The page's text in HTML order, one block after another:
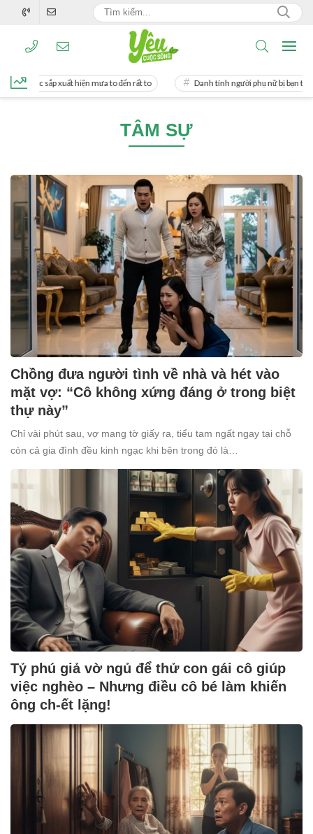
Bắc sắp xuất hiện mưa to đến rất to Danh tính người phụ nữ bị bạn trai
TÂM SỰ
Chồng đưa người tình về nhà và hét vào
mặt vợ: “Cô không xứng đáng ở trong biệt
thự này”
Chỉ vài phút sau, vợ mang tờ giấy ra, tiểu tam ngất ngay tại chỗ
còn cả gia đình đều kinh ngạc khi bên trong đó là…
Tỷ phú giả vờ ngủ để thử con gái cô giúp
việc nghèo – Nhưng điều cô bé làm khiến
ông ch-ết lặng!